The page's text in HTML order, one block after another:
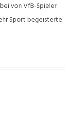
von VfB-Spieler
Sport begeisterte.